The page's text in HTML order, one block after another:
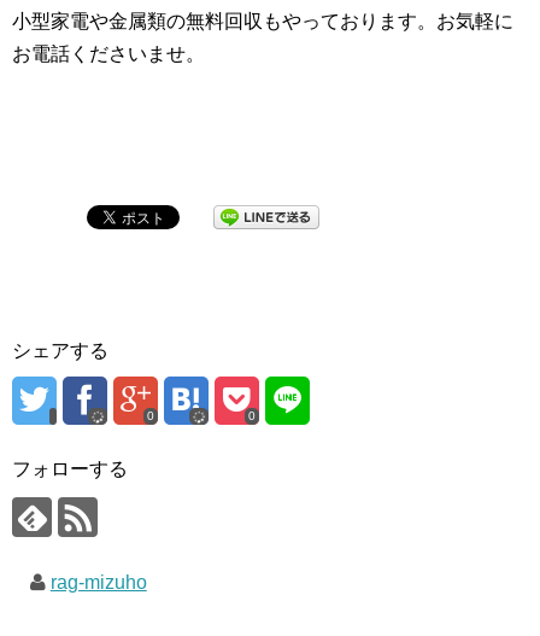
小型家電や金属類の無料回収もやっております。お気軽に
お電話くださいませ。
シェアする
0 0
フォローする
rag-mizuho